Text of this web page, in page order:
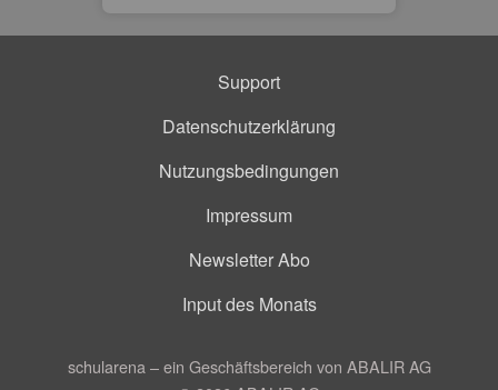
Support
Datenschutzerklärung
Nutzungsbedingungen
Impressum
Newsletter Abo
Input des Monats
schularena – ein Geschäftsbereich von ABALIR AG